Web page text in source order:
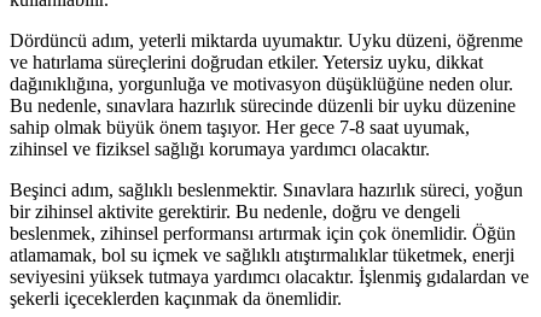
Dördüncü adım, yeterli miktarda uyumaktır. Uyku düzeni, öğrenme
ve hatırlama süreçlerini doğrudan etkiler. Yetersiz uyku, dikkat
dağınıklığına, yorgunluğa ve motivasyon düşüklüğüne neden olur.
Bu nedenle, sınavlara hazırlık sürecinde düzenli bir uyku düzenine
sahip olmak büyük önem taşıyor. Her gece 7-8 saat uyumak,
zihinsel ve fiziksel sağlığı korumaya yardımcı olacaktır.
Beşinci adım, sağlıklı beslenmektir. Sınavlara hazırlık süreci, yoğun
bir zihinsel aktivite gerektirir. Bu nedenle, doğru ve dengeli
beslenmek, zihinsel performansı artırmak için çok önemlidir. Öğün
atlamamak, bol su içmek ve sağlıklı atıştırmalıklar tüketmek, enerji
seviyesini yüksek tutmaya yardımcı olacaktır. İşlenmiş gıdalardan ve
şekerli içeceklerden kaçınmak da önemlidir.